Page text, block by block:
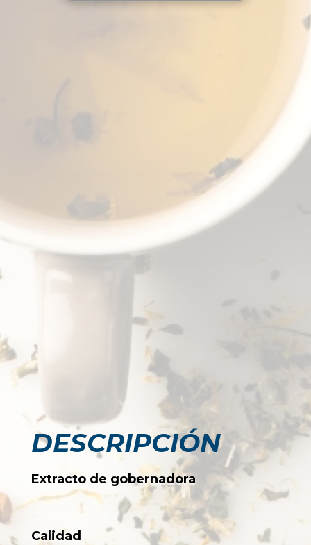
DESCRIPCIÓN
Extracto de gobernadora
Calidad